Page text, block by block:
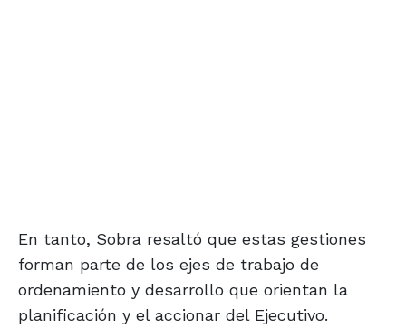
En tanto, Sobra resaltó que estas gestiones
forman parte de los ejes de trabajo de
ordenamiento y desarrollo que orientan la
planificación y el accionar del Ejecutivo.